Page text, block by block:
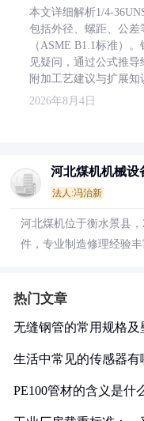
本文详细解析1/4-
包括外径、螺距、公
（ASME B1.1标准）
见疑问，通过公式推
附加工艺建议与扩展知
2026年8月4日
河北煤机机械设
法人:冯治新
河北煤机位于衡水景县
件，专业制造修理经验
热门文章
无缝钢管的常用规格及
生活中常见的传感器有
PE100管材的含义是什